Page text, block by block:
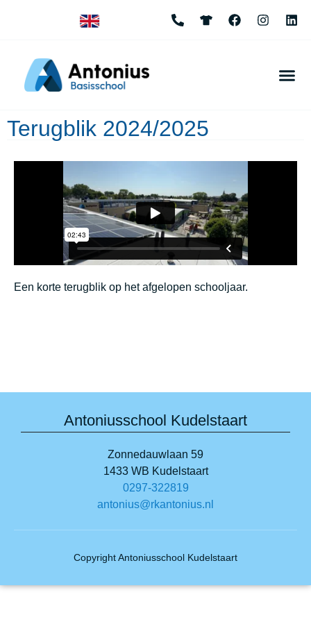
Terugblik 2024/2025
Een korte terugblik op het afgelopen schooljaar.
Antoniusschool Kudelstaart
Zonnedauwlaan 59
1433 WB Kudelstaart
0297-322819
antonius@rkantonius.nl
Copyright Antoniusschool Kudelstaart